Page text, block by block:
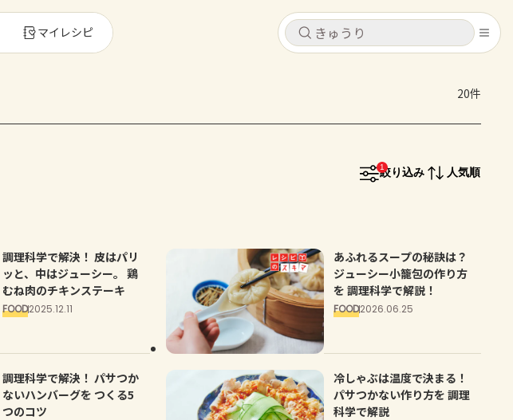
キャンセル
コンテンツ
レシピ
トーク
よくあるお問い合わせ
キャンセル
マイレシピ
20件
1
絞り込み 人気順
調理科学で解決！ 皮はパリ
ッと、中はジューシー。 鶏
むね肉のチキンステーキ
FOOD2025.12.11
あふれるスープの秘訣は？
ジューシー小籠包の作り方
を 調理科学で解説！
FOOD2026.06.25
調理科学で解決！ パサつか
ないハンバーグを つくる5
つのコツ
冷しゃぶは温度で決まる！
パサつかない作り方を 調理
科学で解説